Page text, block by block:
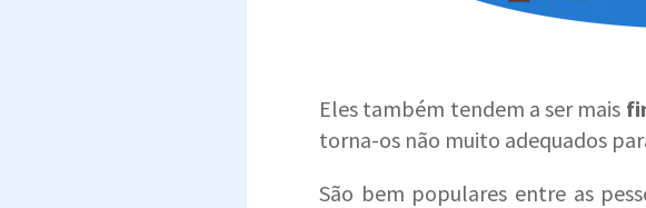
Eles também tendem a ser mais
torna-os não muito adequados
São bem populares entre as